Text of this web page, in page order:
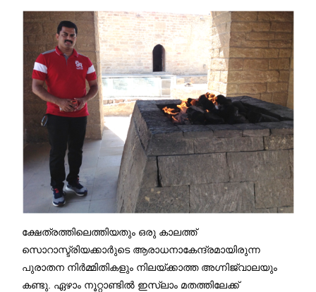
ക്ഷേത്രത്തിലെത്തിയതും ഒരു കാലത്ത്
സൊറാസ്ട്രിയക്കാർുടെ ആരാധനാകേന്ദ്രമായിരുന്ന
പുരാതന നിർമ്മിതികളും നിലയ്ക്കാത്ത അഗ്നിജ്വാലയും
കണ്ടു. ഏഴാം നൂറ്റാണ്ടിൽ ഇസ്‌ലാം മതത്തിലേക്ക്